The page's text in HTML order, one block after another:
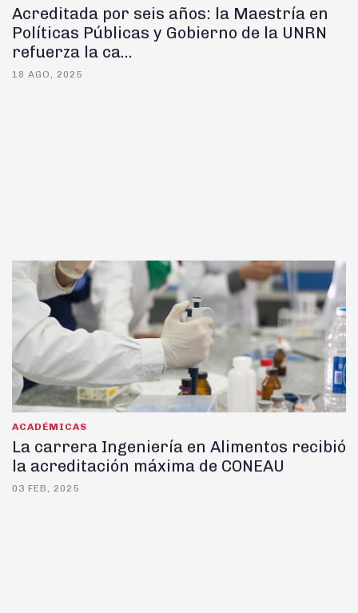
Acreditada por seis años: la Maestría en
Políticas Públicas y Gobierno de la UNRN
refuerza la ca...
18 AGO, 2025
ACADÉMICAS
La carrera Ingeniería en Alimentos recibió
la acreditación máxima de CONEAU
03 FEB, 2025